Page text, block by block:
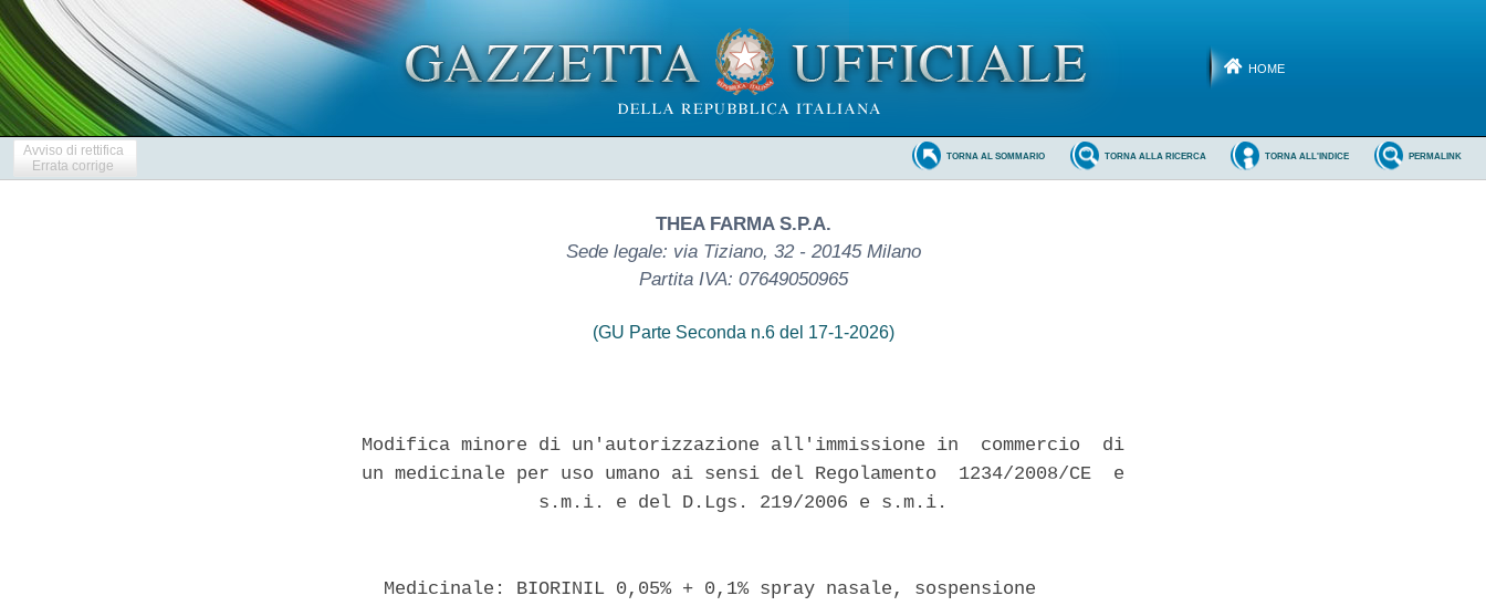
HOME
Avviso di rettifica
Errata corrige
PERMALINK
TORNA ALL'INDICE
TORNA ALLA RICERCA
TORNA AL SOMMARIO
THEA FARMA S.P.A.
Sede legale: via Tiziano, 32 - 20145 Milano
Partita IVA: 07649050965
(GU Parte Seconda n.6 del 17-1-2026)
Modifica minore di un'autorizzazione all'immissione in  commercio  di
un medicinale per uso umano ai sensi del Regolamento  1234/2008/CE  e
                s.m.i. e del D.Lgs. 219/2006 e s.m.i.
  Medicinale: BIORINIL 0,05% + 0,1% spray nasale, sospensione